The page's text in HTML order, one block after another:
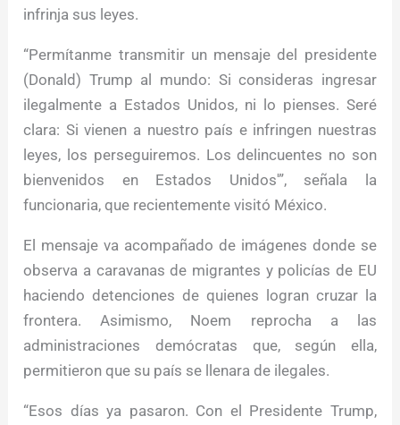
infrinja sus leyes.
“Permítanme transmitir un mensaje del presidente
(Donald) Trump al mundo: Si consideras ingresar
ilegalmente a Estados Unidos, ni lo pienses. Seré
clara: Si vienen a nuestro país e infringen nuestras
leyes, los perseguiremos. Los delincuentes no son
bienvenidos en Estados Unidos'”, señala la
funcionaria, que recientemente visitó México.
El mensaje va acompañado de imágenes donde se
observa a caravanas de migrantes y policías de EU
haciendo detenciones de quienes logran cruzar la
frontera. Asimismo, Noem reprocha a las
administraciones demócratas que, según ella,
permitieron que su país se llenara de ilegales.
“Esos días ya pasaron. Con el Presidente Trump,